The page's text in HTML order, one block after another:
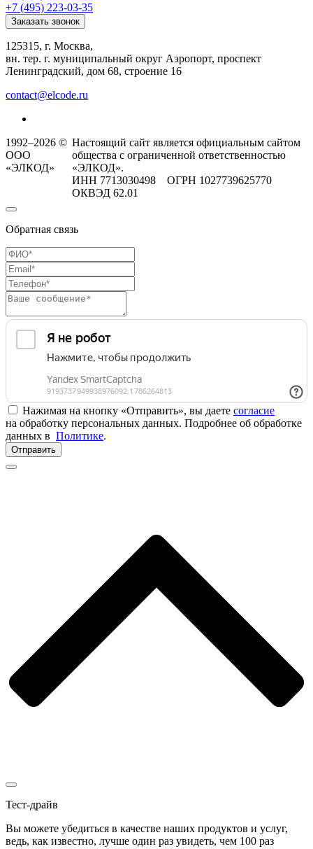
+7 (495) 223-03-35
Заказать звонок
125315, г. Москва,
вн. тер. г. муниципальный округ Аэропорт, проспект
Ленинградский, дом 68, строение 16
contact@elcode.ru
1992–2026 ©
ООО
«ЭЛКОД»
Настоящий сайт является официальным сайтом
общества с ограниченной ответственностью
«ЭЛКОД».
ИНН 7713030498 ОГРН 1027739625770
ОКВЭД 62.01
Обратная связь
Нажимая на кнопку «Отправить», вы даете согласие
на обработку персональных данных. Подробнее об обработке
данных в Политике.
Отправить
Тест-драйв
Вы можете убедиться в качестве наших продуктов и услуг,
ведь, как известно, лучше один раз увидеть, чем 100 раз